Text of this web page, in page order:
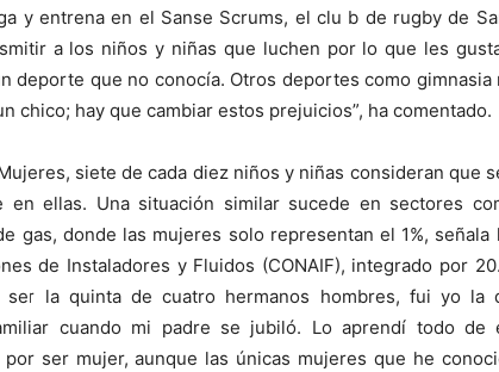
y entrena en el Sanse Scrums, el clu b de rugby de
a los niños y niñas que luchen por lo que les
deporte que no conocía. Otros deportes como
chico; hay que cambiar estos prejuicios”, ha comentado.
siete de cada diez niños y niñas consideran que
en ellas. Una situación similar sucede en sectores
gas, donde las mujeres solo representan el 1%, señala
de Instaladores y Fluidos (CONAIF), integrado por
ser la quinta de cuatro hermanos hombres, fui yo
cuando mi padre se jubiló. Lo aprendí todo de
por ser mujer, aunque las únicas mujeres que he